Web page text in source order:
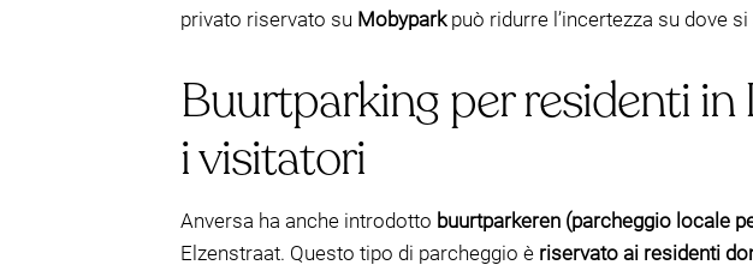
privato riservato su Mobyparkpuò ridurre l’incertezza su dove
Buurtparking per residenti
i visitatori
Anversa ha anche introdotto buurtparkeren (parcheggio locale
Elzenstraat. Questo tipo di parcheggio è riservato ai residenti